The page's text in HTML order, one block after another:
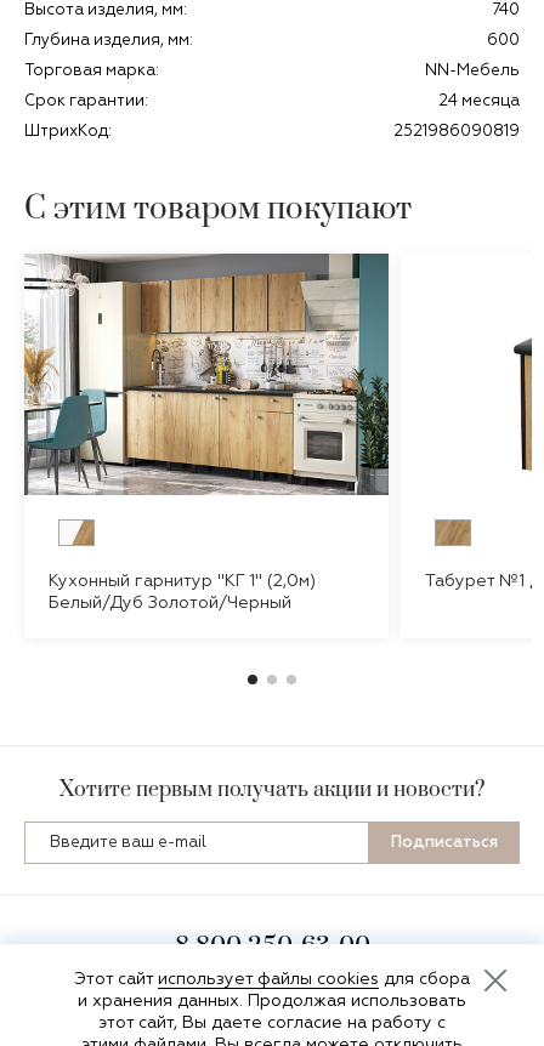
Высота изделия, мм:
740
Глубина изделия, мм:
600
Торговая марка:
NN-Мебель
Срок гарантии:
24 месяца
ШтрихКод:
2521986090819
С этим товаром покупают
Кухонный гарнитур "КГ 1" (2,0м)
Белый/Дуб Золотой/Черный
Табурет №1
Хотите первым получать акции и новости?
Подписаться
8 800 250-63-00
пн-пт 8:00-16:30 по мск
Этот сайт использует файлы cookies для сбора
и хранения данных. Продолжая использовать
этот сайт, Вы даете согласие на работу с